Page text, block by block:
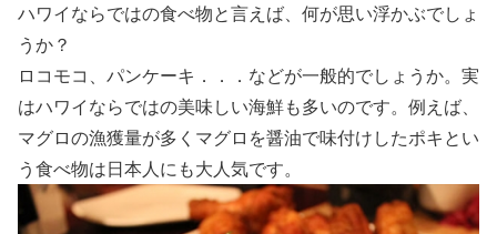
ハワイならではの食べ物と言えば、何が思い浮かぶでしょ
うか？
ロコモコ、パンケーキ．．．などが一般的でしょうか。実
はハワイならではの美味しい海鮮も多いのです。例えば、
マグロの漁獲量が多くマグロを醤油で味付けしたポキとい
う食べ物は日本人にも大人気です。